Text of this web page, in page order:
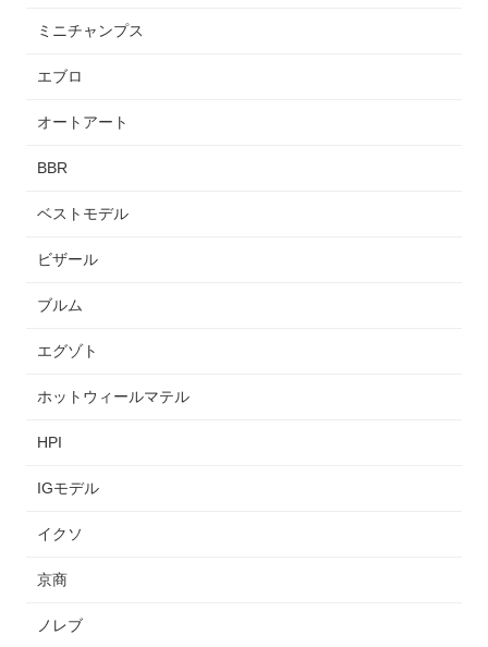
ミニチャンプス
エブロ
オートアート
BBR
ベストモデル
ビザール
ブルム
エグゾト
ホットウィールマテル
HPI
IGモデル
イクソ
京商
ノレブ